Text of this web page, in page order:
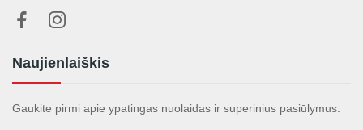
Naujienlaiškis
Gaukite pirmi apie ypatingas nuolaidas ir superinius pasiūlymus.